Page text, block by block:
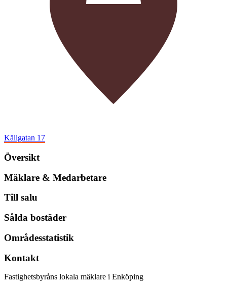
Källgatan 17
Översikt
Mäklare & Medarbetare
Till salu
Sålda bostäder
Områdesstatistik
Kontakt
Fastighetsbyråns lokala mäklare i Enköping